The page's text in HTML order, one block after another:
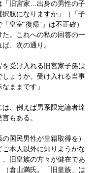
「旧宮家…出身の男性の子
択肢になりますか」（「子
皇室“復帰”」は不正確）
た。これへの私の回答の一
、次の通り。
を受け入れる旧宮家子孫は
しょうか。受け入れる当事
ままです」
は、例えば男系限定論者達
もある。
の国民男性が皇籍取得を）
本人以外に知りようがな
、旧皇族の方々が健在であ
（倉山満氏。「旧皇族」は